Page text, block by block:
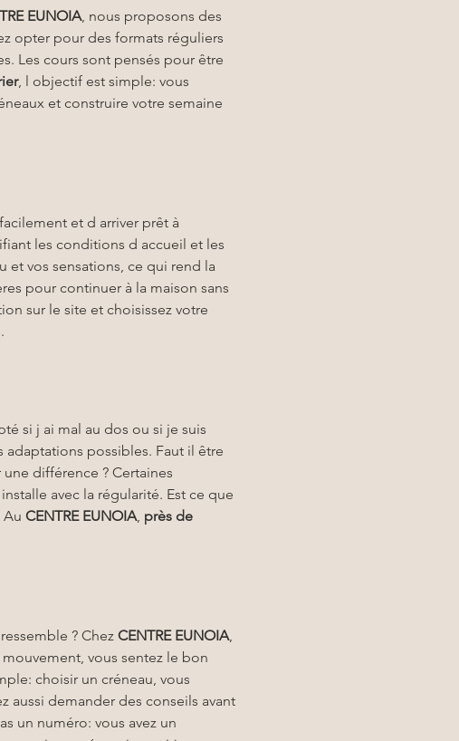
EUNOIA, nous proposons des
opter pour des formats réguliers
Les cours sont pensés pour être
, l objectif est simple: vous
et construire votre semaine
et d arriver prêt à
les conditions d accueil et les
et vos sensations, ce qui rend la
pour continuer à la maison sans
sur le site et choisissez votre
si j ai mal au dos ou si je suis
possibles. Faut il être
différence ? Certaines
avec la régularité. Est ce que
Au CENTRE EUNOIA, près de
? Chez CENTRE EUNOIA,
vous sentez le bon
choisir un créneau, vous
aussi demander des conseils avant
un numéro: vous avez un